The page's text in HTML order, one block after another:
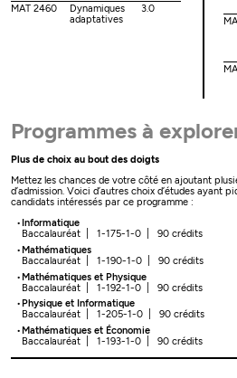
MAT 2460
Dynamiques
adaptatives
3.0
Programmes à
Plus de choix au bout des doigts
Mettez les chances de votre côté en ajoutant
d’admission. Voici d’autres choix d’études ayant
candidats intéressés par ce programme :
Informatique
Baccalauréat | 1-175-1-0 | 90 crédits
Mathématiques
Baccalauréat | 1-190-1-0 | 90 crédits
Mathématiques et Physique
Baccalauréat | 1-192-1-0 | 90 crédits
Physique et Informatique
Baccalauréat | 1-205-1-0 | 90 crédits
Mathématiques et Économie
Baccalauréat | 1-193-1-0 | 90 crédits